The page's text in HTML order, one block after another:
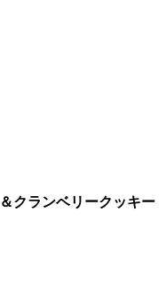
クランベリークッキー